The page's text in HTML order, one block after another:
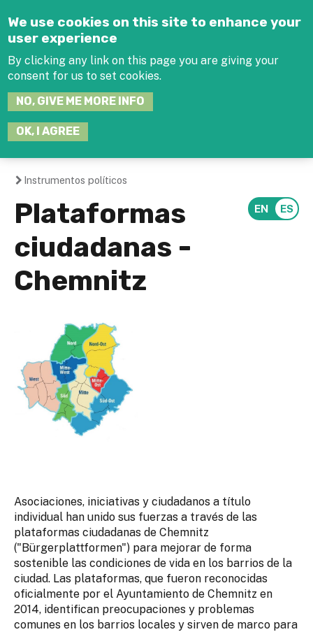
We use cookies on this site to enhance your
user experience
By clicking any link on this page you are giving your
consent for us to set cookies.
NO, GIVE ME MORE INFO
OK, I AGREE
You
are
here
Instrumentos políticos
Plataformas
ciudadanas -
Chemnitz
Asociaciones, iniciativas y ciudadanos a título
individual han unido sus fuerzas a través de las
plataformas ciudadanas de Chemnitz
("Bürgerplattformen") para mejorar de forma
sostenible las condiciones de vida en los barrios de la
ciudad. Las plataformas, que fueron reconocidas
oficialmente por el Ayuntamiento de Chemnitz en
2014, identifican preocupaciones y problemas
comunes en los barrios locales y sirven de marco para